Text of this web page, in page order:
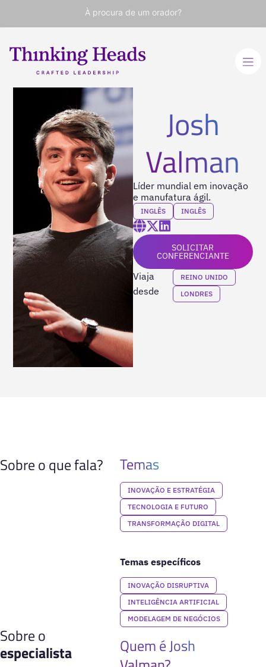
À procura de um orador?
Josh
Valman
Líder mundial em inovação
e manufatura ágil.
INGLÊS INGLÊS
SOLICITAR
CONFERENCIANTE
Viaja
desde
REINO UNIDO
LONDRES
Sobre o que fala? Temas
INOVAÇÃO E ESTRATÉGIA
TECNOLOGIA E FUTURO
TRANSFORMAÇÃO DIGITAL
Temas específicos
INOVAÇÃO DISRUPTIVA
INTELIGÊNCIA ARTIFICIAL
MODELAGEM DE NEGÓCIOS
Sobre o
especialista
Quem é Josh